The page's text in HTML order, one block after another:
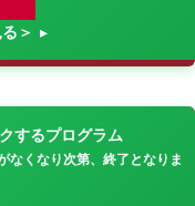
＞
するプログラム
なくなり次第、終了となりま